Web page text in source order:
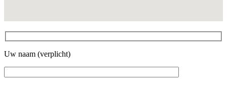
Uw naam (verplicht)